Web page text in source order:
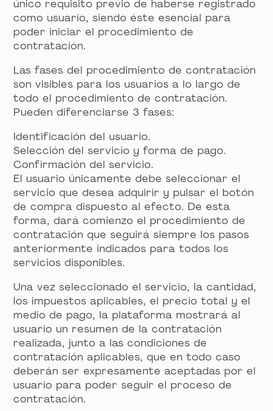
único requisito previo de haberse registrado
como usuario, siendo éste esencial para
poder iniciar el procedimiento de
contratación.
Las fases del procedimiento de contratación
son visibles para los usuarios a lo largo de
todo el procedimiento de contratación.
Pueden diferenciarse 3 fases:
Identificación del usuario.
Selección del servicio y forma de pago.
Confirmación del servicio.
El usuario únicamente debe seleccionar el
servicio que desea adquirir y pulsar el botón
de compra dispuesto al efecto. De esta
forma, dará comienzo el procedimiento de
contratación que seguirá siempre los pasos
anteriormente indicados para todos los
servicios disponibles.
Una vez seleccionado el servicio, la cantidad,
los impuestos aplicables, el precio total y el
medio de pago, la plataforma mostrará al
usuario un resumen de la contratación
realizada, junto a las condiciones de
contratación aplicables, que en todo caso
deberán ser expresamente aceptadas por el
usuario para poder seguir el proceso de
contratación.